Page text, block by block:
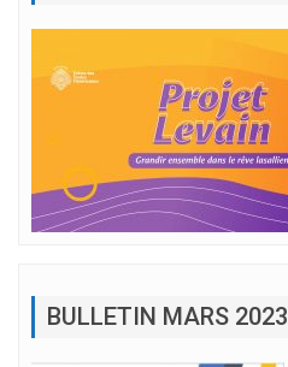
BULLETIN MARS 2023